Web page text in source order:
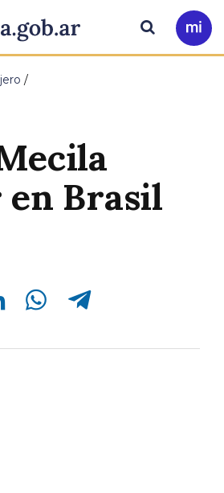
Ir
a
Buscar
en Brasil
Compartir en Whatsapp Compartir en Telegram